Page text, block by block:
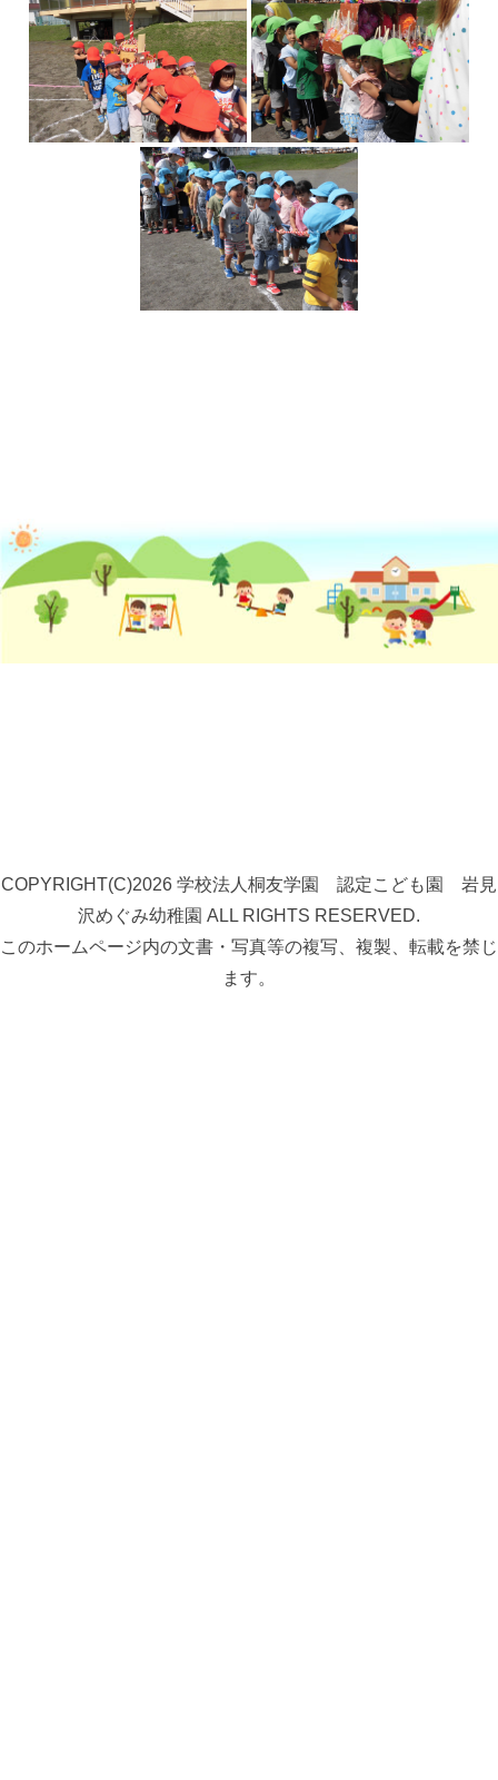
COPYRIGHT(C)2026 学校法人桐友学園 認定こども園 岩見
沢めぐみ幼稚園 ALL RIGHTS RESERVED.
このホームページ内の文書・写真等の複写、複製、転載を禁じ
ます。